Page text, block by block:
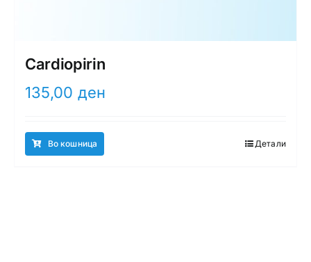
Cardiopirin
135,00 ден
Во кошница Детали